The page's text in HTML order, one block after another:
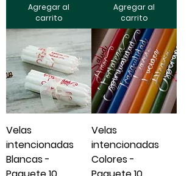
Agregar al
carrito
Agregar al
carrito
Velas
intencionadas
Blancas -
Velas
intencionadas
Colores -